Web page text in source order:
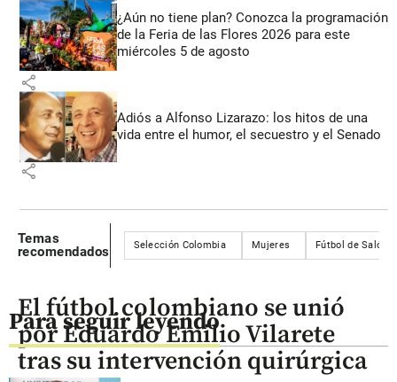
¿Aún no tiene plan? Conozca la programación
de la Feria de las Flores 2026 para este
miércoles 5 de agosto
share
Adiós a Alfonso Lizarazo: los hitos de una
vida entre el humor, el secuestro y el Senado
share
Temas
recomendados
Selección Colombia Mujeres Fútbol de Salón
Para seguir leyendo
El fútbol colombiano se unió
por Eduardo Emilio Vilarete
tras su intervención quirúrgica